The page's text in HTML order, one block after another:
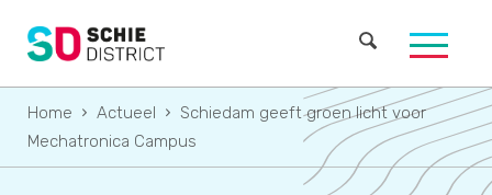
Home Actueel
Schiedam geeft groen licht voor
Mechatronica Campus